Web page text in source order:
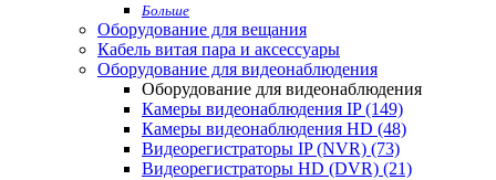
Больше
Оборудование для вещания
Кабель витая пара и аксессуары
Оборудование для видеонаблюдения
Оборудование для видеонаблюдения
Камеры видеонаблюдения IP (149)
Камеры видеонаблюдения HD (48)
Видеорегистраторы IP (NVR) (73)
Видеорегистраторы HD (DVR) (21)